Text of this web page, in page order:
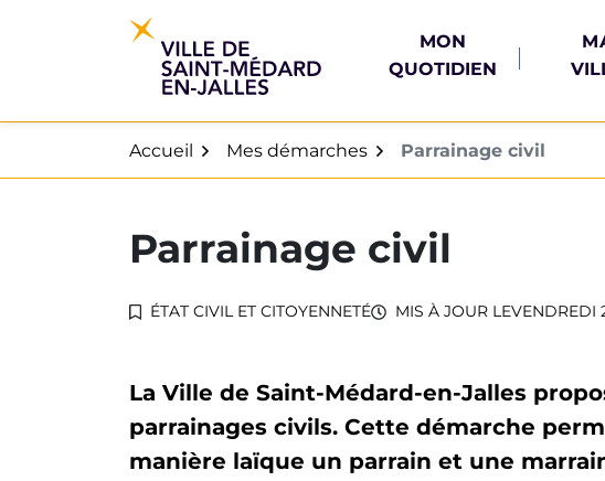
MON
QUOTIDIEN
Accueil Mes démarches Parrainage civil
Parrainage civil
ÉTAT CIVIL ET CITOYENNETÉ MIS À JOUR LEVENDREDI
La Ville de Saint-Médard-en-Jalles
parrainages civils. Cette démarche
manière laïque un parrain et une